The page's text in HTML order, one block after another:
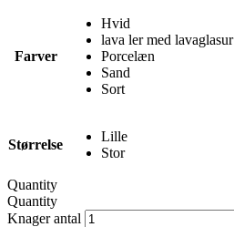
Farver
Hvid
lava ler med lavaglasur
Porcelæn
Sand
Sort
Størrelse
Lille
Stor
Quantity
Quantity
Knager antal